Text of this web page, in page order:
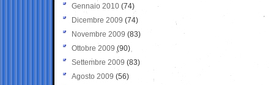
Gennaio 2010 (74)
Dicembre 2009 (74)
Novembre 2009 (83)
Ottobre 2009 (90)
Settembre 2009 (83)
Agosto 2009 (56)